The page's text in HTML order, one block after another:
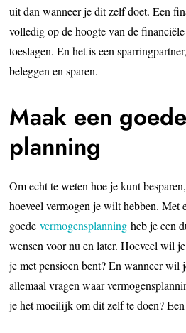
uit dan wanneer je dit zelf doet. Een
volledig op de hoogte van de
toeslagen. En het is een
beleggen en sparen.
Maak een
planning
Om echt te weten hoe je kunt
hoeveel vermogen je wilt hebben. Met
goedevermogensplanning heb je een
wensen voor nu en later. Hoeveel wil
je met pensioen bent? En wanneer wil
allemaal vragen waar
je het moeilijk om dit zelf te doen?